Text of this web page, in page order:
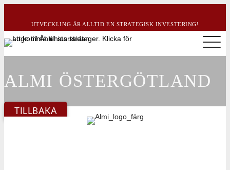
UTVECKLING ÄR ALLTID EN STRATEGISK INVESTERING!
ALMI ÖSTERGÖTLAND
TILLBAKA